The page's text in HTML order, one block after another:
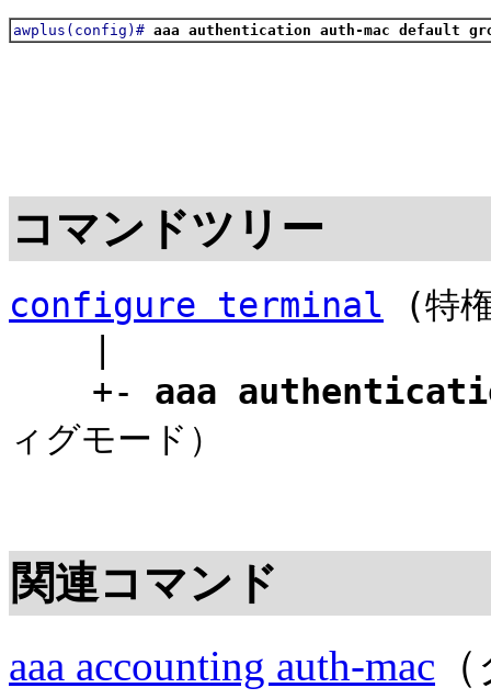
awplus(config)# aaa authentication auth-mac default
コマンドツリー
configure terminal (特
+- aaa
ィグモード）
関連コマンド
aaa accounting auth-mac